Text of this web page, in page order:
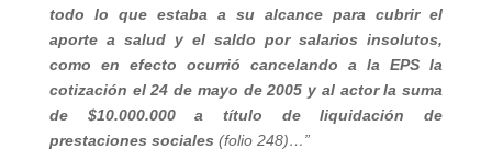
todo lo que estaba a su alcance para cubrir el
aporte a salud y el saldo por salarios insolutos,
como en efecto ocurrió cancelando a la EPS la
cotización el 24 de mayo de 2005 y al actor la suma
de $10.000.000 a título de liquidación de
prestaciones sociales (folio 248)…”